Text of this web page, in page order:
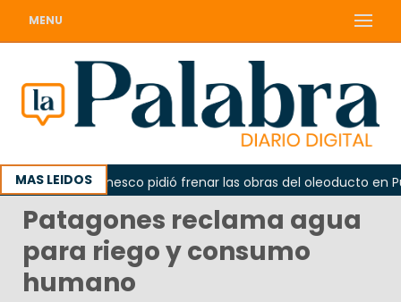
MENU
MAS LEIDOS
La Unesco pidió frenar las obras del oleoducto en
Patagones reclama agua
para riego y consumo
humano